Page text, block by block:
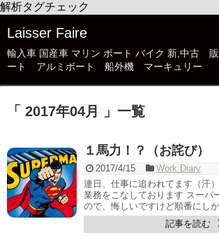
解析タグチェック
Laisser Faire
輸入車 国産車 マリン ボート バイク 新,中古
ート アルミボート 船外機 マーキュリー
「 2017年04月 」一覧
１馬力！？（お詫び）
2017/4/15
Work Diary
連日、仕事に追われてます（汗
業務をこなしております スーパ
ので、悔しいですけど順番にしか
記事を読む